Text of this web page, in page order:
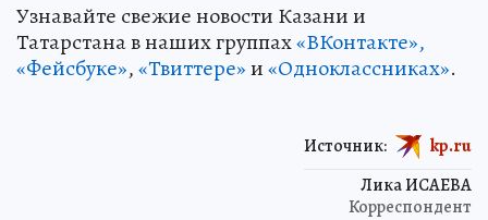
Узнавайте свежие новости Казани и
Татарстана в наших группах«ВКонтакте»,
«Фейсбуке»,«Твиттере»и«Одноклассниках».
Лика ИСАЕВА
Корреспондент
Источник: kp.ru